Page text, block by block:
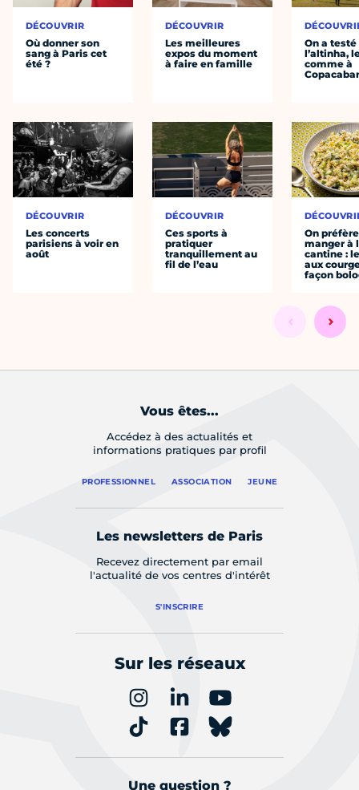
DÉCOUVRIR
Où donner son
sang à Paris cet
été ?
DÉCOUVRIR
Les concerts
parisiens à voir en
août
DÉCOUVRIR
Les meilleures
expos du moment
à faire en famille
DÉCOUVRIR
Ces sports à
pratiquer
tranquillement au
fil de l’eau
On a testé
l’altinha,
comme à
On préfère
manger à
cantine :
aux
façon
Vous êtes...
Accédez à des actualités et
informations pratiques par profil
PROFESSIONNEL ASSOCIATION JEUNE
Les newsletters de Paris
Recevez directement par email
l'actualité de vos centres d'intérêt
S'INSCRIRE
Sur les réseaux
Une question ?